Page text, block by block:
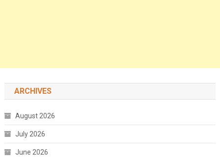
ARCHIVES
August 2026
July 2026
June 2026